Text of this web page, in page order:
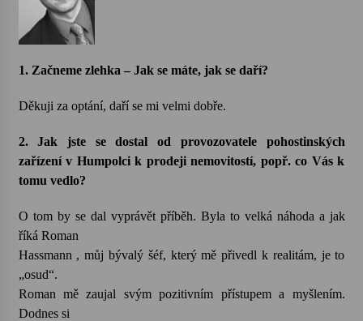
Letní koncerty ve Stromovce: Rufus Miller
Ozvěny prázdnin
1. Začneme zlehka – Jak se máte, jak se daří?
Děkuji za optání, daří se mi velmi dobře.
2. Jak jste se dostal od provozovatele pohostinských
zařízení v Humpolci k prodeji nemovitostí, popř. co Vás k
tomu vedlo?
O tom by se dal vyprávět příběh. Byla to velká náhoda a jak
říká Roman
Hassmann , můj bývalý šéf, který mě přivedl k realitám, je to
„osud“.
Roman mě zaujal svým pozitivním přístupem a myšlením.
Dodnes si